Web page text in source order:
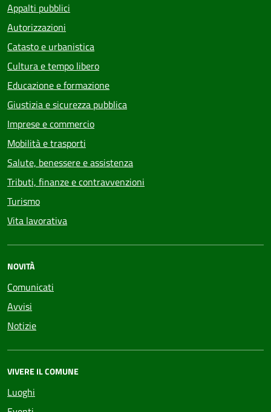
Appalti pubblici
Autorizzazioni
Catasto e urbanistica
Cultura e tempo libero
Educazione e formazione
Giustizia e sicurezza pubblica
Imprese e commercio
Mobilità e trasporti
Salute, benessere e assistenza
Tributi, finanze e contravvenzioni
Turismo
Vita lavorativa
NOVITÀ
Comunicati
Avvisi
Notizie
VIVERE IL COMUNE
Luoghi